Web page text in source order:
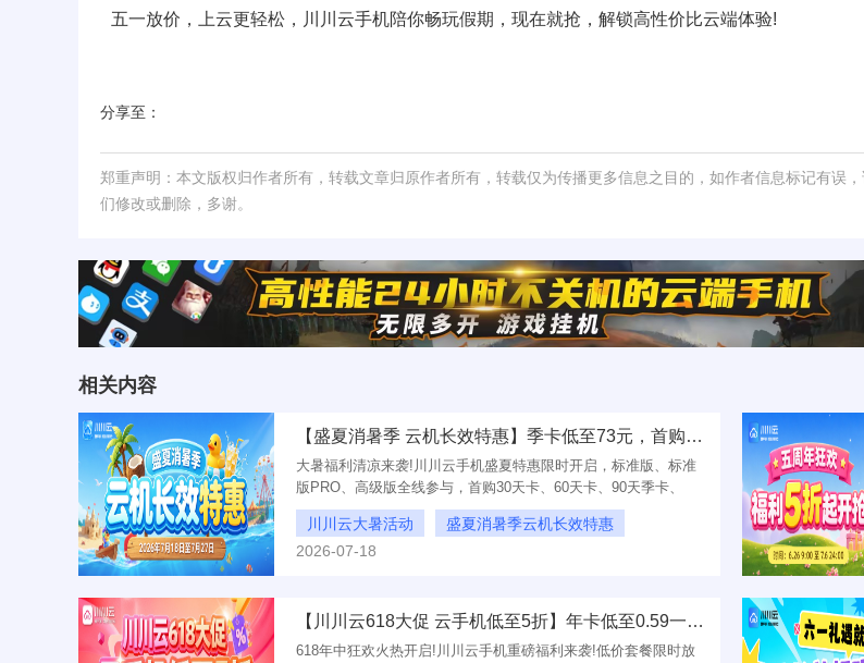
五一放价，上云更轻松，川川云手机陪你畅玩假期，现在就抢，解锁高性价比云端体验!
分享至：
郑重声明：本文版权归作者所有，转载文章归原作者所有，转载仅为传播更多信息之目的，如作者信息标记有误
们修改或删除，多谢。
相关内容
【盛夏消暑季 云机长效特惠】季卡低至73元，首购月卡25元起!
大暑福利清凉来袭!川川云手机盛夏特惠限时开启，标准版、标准
版PRO、高级版全线参与，首购30天卡、60天卡、90天季卡、
365天年卡多种周期任你选，季卡低至73元，首购月卡仅需25元，
使用时间越长越划算!
川川云大暑活动
盛夏消暑季云机长效特惠
季卡低至73元
2026-07-18
【川川云618大促 云手机低至5折】年卡低至0.59一天!
618年中狂欢火热开启!川川云手机重磅福利来袭!低价套餐限时放